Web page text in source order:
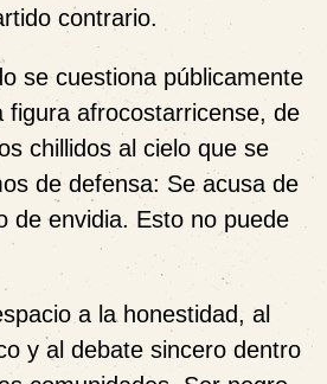
contrario.
se cuestiona públicamente
figura afrocostarricense, de
chillidos al cielo que se
de defensa: Se acusa de
de envidia. Esto no puede
a la honestidad, al
y al debate sincero dentro